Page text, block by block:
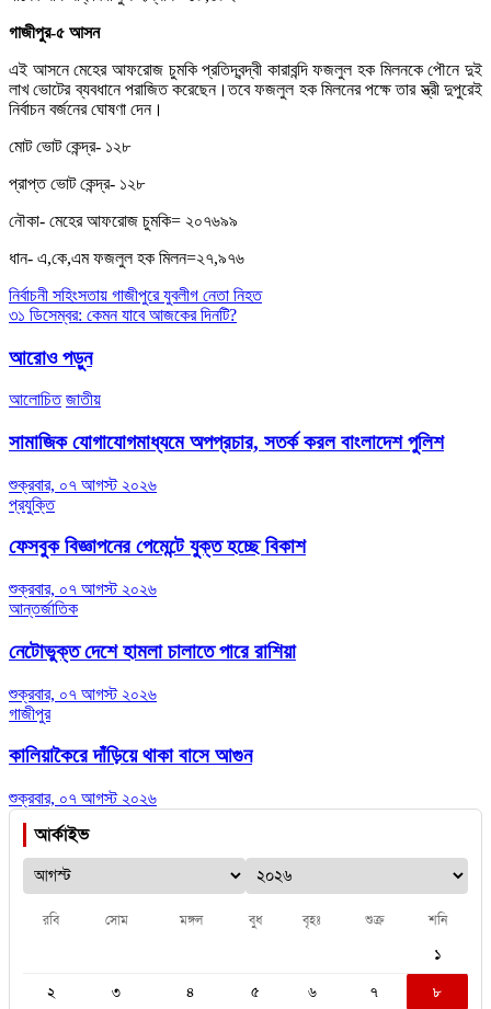
গাজীপুর-৫ আসন
এই আসনে মেহের আফরোজ চুমকি প্রতিদ্বন্দ্বী কারাবন্দি ফজলুল হক মিলনকে পৌনে দুই
লাখ ভোটের ব্যবধানে পরাজিত করেছেন।তবে ফজলুল হক মিলনের পক্ষে তার স্ত্রী দুপুরেই
নির্বাচন বর্জনের ঘোষণা দেন।
মোট ভোট কেন্দ্র- ১২৮
প্রাপ্ত ভোট কেন্দ্র- ১২৮
নৌকা- মেহের আফরোজ চুমকি= ২০৭৬৯৯
ধান- এ,কে,এম ফজলুল হক মিলন=২৭,৯৭৬
Post
navigation
নির্বাচনী সহিংসতায় গাজীপুরে যুবলীগ নেতা নিহত
৩১ ডিসেম্বর: কেমন যাবে আজকের দিনটি?
আরোও পড়ুন
আলোচিত জাতীয়
সামাজিক যোগাযোগমাধ্যমে অপপ্রচার, সতর্ক করল বাংলাদেশ পুলিশ
শুক্রবার, ০৭ আগস্ট ২০২৬
প্রযুক্তি
ফেসবুক বিজ্ঞাপনের পেমেন্টে যুক্ত হচ্ছে বিকাশ
শুক্রবার, ০৭ আগস্ট ২০২৬
আন্তর্জাতিক
নেটোভুক্ত দেশে হামলা চালাতে পারে রাশিয়া
শুক্রবার, ০৭ আগস্ট ২০২৬
গাজীপুর
কালিয়াকৈরে দাঁড়িয়ে থাকা বাসে আগুন
শুক্রবার, ০৭ আগস্ট ২০২৬
আর্কাইভ
রবি সোম মঙ্গল বুধ বৃহঃ শুক্র শনি
১
২
৩ ৪ ৫ ৬ ৭ ৮